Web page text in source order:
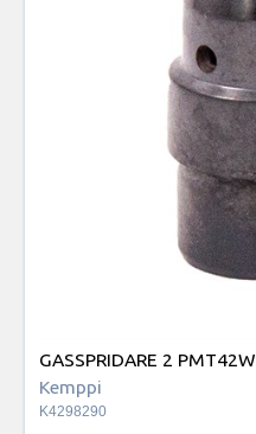
GASSPRIDARE 2 PMT42W
Kemppi
K4298290